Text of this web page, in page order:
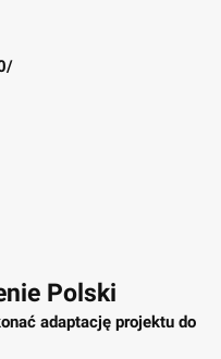
Polski
adaptację projektu do